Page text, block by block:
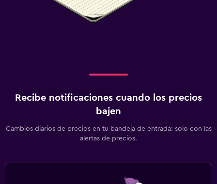
Recibe notificaciones cuando los precios
bajen
Cambios diarios de precios en tu bandeja de entrada: solo con las
alertas de precios.